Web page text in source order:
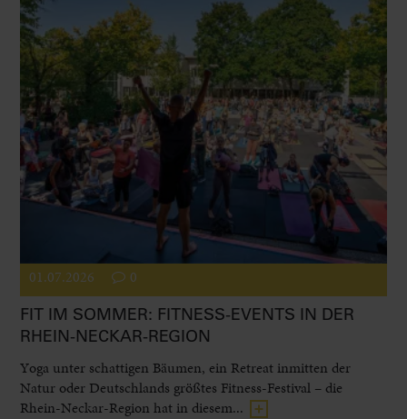
01.07.2026 0
FIT IM SOMMER: FITNESS-EVENTS IN DER
RHEIN-NECKAR-REGION
Yoga unter schattigen Bäumen, ein Retreat inmitten der
Natur oder Deutschlands größtes Fitness-Festival – die
Rhein-Neckar-Region hat in diesem...